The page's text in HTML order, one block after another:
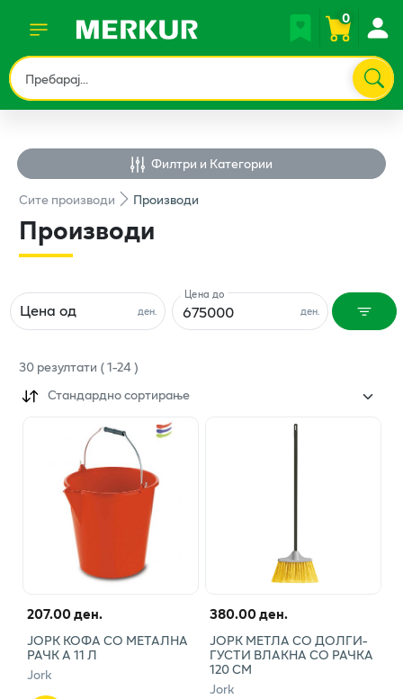
0
Филтри и Категории
Ситепроизводи Производи
Производи
ден.
Цена од ден.
Цена до
30резултати (1-24)
Стандардно сортирање
207.00 ден.
ЈОРК КОФА СО МЕТАЛНА
РАЧК А 11 Л
Jork
380.00 ден.
ЈОРК МЕТЛА СО ДОЛГИ-
ГУСТИ ВЛАКНА СО РАЧКА
120 СМ
Jork